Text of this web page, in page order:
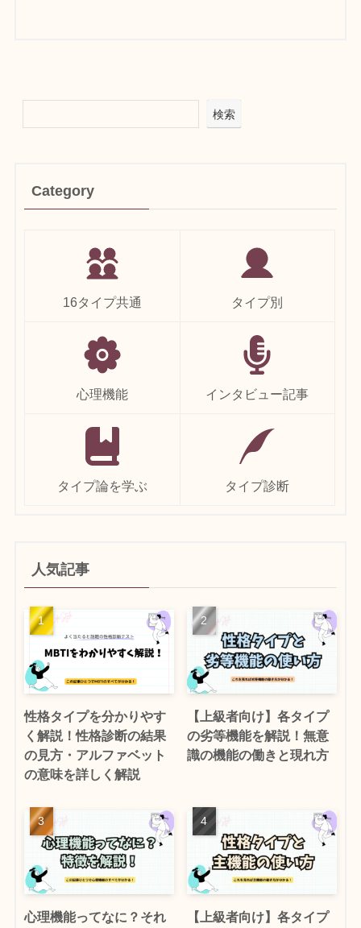
検索
Category
16タイプ共通 タイプ別
心理機能 インタビュー記事
タイプ論を学ぶ タイプ診断
人気記事
性格タイプを分かりやす
く解説！性格診断の結果
の見方・アルファベット
の意味を詳しく解説
【上級者向け】各タイプ
の劣等機能を解説！無意
識の機能の働きと現れ方
心理機能ってなに？それ
【上級者向け】各タイプ